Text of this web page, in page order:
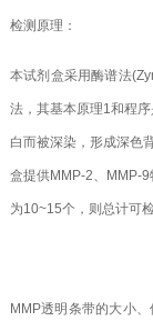
检测原理：
本试剂盒采用酶谱法
法，其基本原理1和程
白而被深染，形成深色
盒提供MMP-2、MMP-
为10~15个，则总计可
MMP透明条带的大小